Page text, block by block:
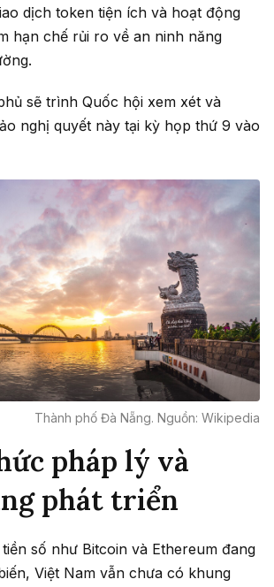
dịch token tiện ích và hoạt động
hạn chế rủi ro về an ninh năng
sẽ trình Quốc hội xem xét và
nghị quyết này tại kỳ họp thứ 9 vào
Thành phố Đà Nẵng. Nguồn: Wikipedia
pháp lý và
phát triển
số như Bitcoin và Ethereum đang
Việt Nam vẫn chưa có khung